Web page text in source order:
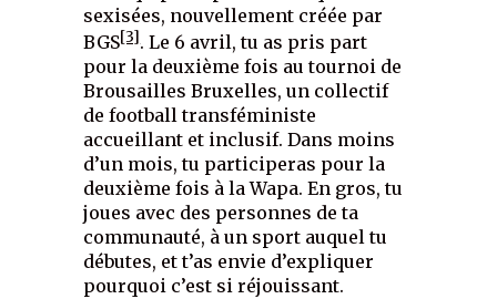
sexisées, nouvellement créée par
BGS[3]. Le 6 avril, tu as pris part
pour la deuxième fois au tournoi de
Brousailles Bruxelles, un collectif
de football transféministe
accueillant et inclusif. Dans moins
d’un mois, tu participeras pour la
deuxième fois à la Wapa. En gros, tu
joues avec des personnes de ta
communauté, à un sport auquel tu
débutes, et t’as envie d’expliquer
pourquoi c’est si réjouissant.